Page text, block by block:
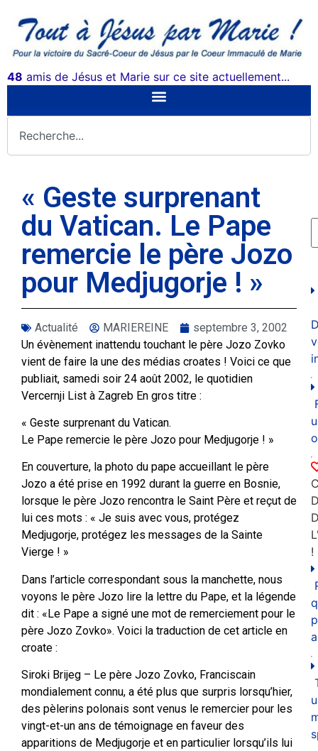
48 amis de Jésus et Marie sur ce site actuellement...
« Geste surprenant
du Vatican. Le Pape
remercie le père Jozo
pour Medjugorje ! »
Actualité MARIEREINE
septembre 3, 2002
Un évènement inattendu touchant le père Jozo Zovko
vient de faire la une des médias croates ! Voici ce que
publiait, samedi soir 24 août 2002, le quotidien
Vercernji List à Zagreb En gros titre :
« Geste surprenant du Vatican.
Le Pape remercie le père Jozo pour Medjugorje ! »
En couverture, la photo du pape accueillant le père
Jozo a été prise en 1992 durant la guerre en Bosnie,
lorsque le père Jozo rencontra le Saint Père et reçut de
lui ces mots : « Je suis avec vous, protégez
Medjugorje, protégez les messages de la Sainte
Vierge ! »
Dans l’article correspondant sous la manchette, nous
voyons le père Jozo lire la lettre du Pape, et la légende
dit : «Le Pape a signé une mot de remerciement pour le
père Jozo Zovko». Voici la traduction de cet article en
croate :
Siroki Brijeg – Le père Jozo Zovko, Franciscain
mondialement connu, a été plus que surpris lorsqu’hier,
des pèlerins polonais sont venus le remercier pour les
vingt-et-un ans de témoignage en faveur des
apparitions de Medjugorje et en particulier lorsqu’ils lui
!